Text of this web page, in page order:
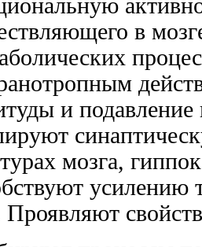
в
и подавление
мозга,